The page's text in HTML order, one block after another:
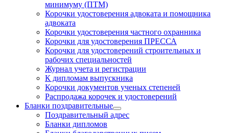
минимуму (ПТМ)
Корочки удостоверения адвоката и помощника
адвоката
Корочки удостоверения частного охранника
Корочки для удостоверения ПРЕССА
Корочки для удостоверений строительных и
рабочих специальностей
Журнал учета и регистрации
К дипломам выпускника
Корочки документов ученых степеней
Распродажа корочек и удостоверений
Бланки поздравительные
Поздравительный адрес
Бланки дипломов